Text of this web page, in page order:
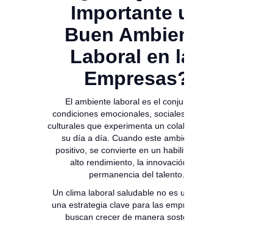
Importante un
Buen Ambiente
Laboral en las
Empresas?
El ambiente laboral es el conjunto de
condiciones emocionales, sociales, físicas y
culturales que experimenta un colaborador en
su día a día. Cuando este ambiente es
positivo, se convierte en un habilitador del
alto rendimiento, la innovación y la
permanencia del talento.
Un clima laboral saludable no es un lujo. Es
una estrategia clave para las empresas que
buscan crecer de manera sostenible.